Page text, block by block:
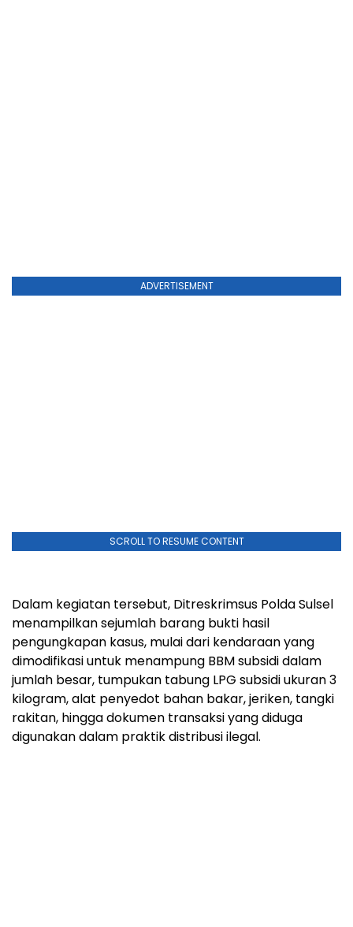
ADVERTISEMENT
SCROLL TO RESUME CONTENT
Dalam kegiatan tersebut, Ditreskrimsus Polda Sulsel
menampilkan sejumlah barang bukti hasil
pengungkapan kasus, mulai dari kendaraan yang
dimodifikasi untuk menampung BBM subsidi dalam
jumlah besar, tumpukan tabung LPG subsidi ukuran 3
kilogram, alat penyedot bahan bakar, jeriken, tangki
rakitan, hingga dokumen transaksi yang diduga
digunakan dalam praktik distribusi ilegal.